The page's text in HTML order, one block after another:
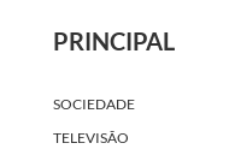
PRINCIPAL
SOCIEDADE
TELEVISÃO